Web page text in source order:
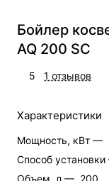
Бойлер
AQ 200 SC
5 1 отзывов
Характеристики
Мощность, кВт —
Способ
Объем, л — 200